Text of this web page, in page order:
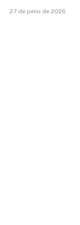
27 de junio de 2026